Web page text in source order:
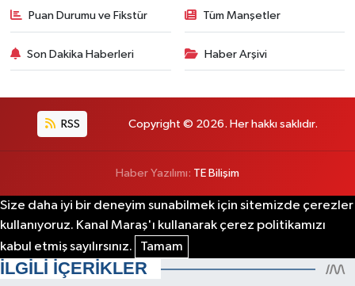
Puan Durumu ve Fikstür Tüm Manşetler
Son Dakika Haberleri Haber Arşivi
RSS Copyright © 2026. Her hakkı saklıdır.
Haber Yazılımı: TE Bilişim
Size daha iyi bir deneyim sunabilmek için sitemizde çerezler
kullanıyoruz. Kanal Maraş'ı kullanarak çerez politikamızı
kabul etmiş sayılırsınız.
Tamam